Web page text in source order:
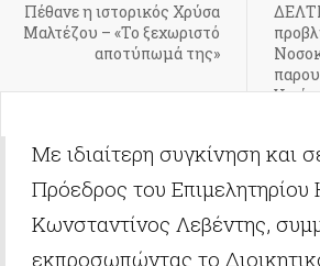
Πέθανε η ιστορικός Χρύσα
Μαλτέζου – «Το ξεχωριστό
αποτύπωμά της»
του
Με ιδιαίτερη συγκίνηση και
Πρόεδρος του Επιμελητηρίου
Κωνσταντίνος Λεβέντης,
εκπροσωπώντας το